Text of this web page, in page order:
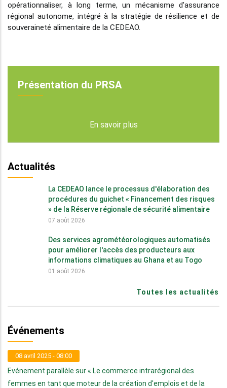
opérationnaliser, à long terme, un mécanisme d’assurance
régional autonome, intégré à la stratégie de résilience et de
souveraineté alimentaire de la CEDEAO.
Présentation du PRSA
En savoir plus
Actualités
La CEDEAO lance le processus d'élaboration des
procédures du guichet « Financement des risques
» de la Réserve régionale de sécurité alimentaire
07 août 2026
Des services agrométéorologiques automatisés
pour améliorer l'accès des producteurs aux
informations climatiques au Ghana et au Togo
01 août 2026
Toutes les actualités
Événements
08 avril 2025 - 08:00
Evénement parallèle sur « Le commerce intrarégional des
femmes en tant que moteur de la création d'emplois et de la